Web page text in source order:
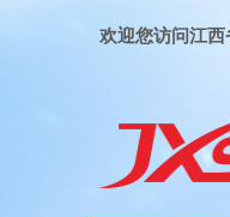
欢迎您访问江西